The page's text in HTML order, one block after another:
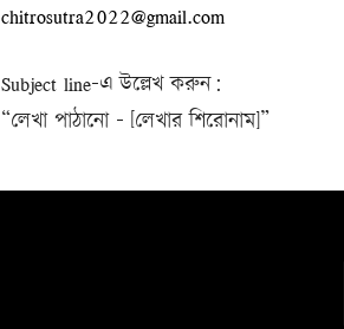
chitrosutra2022@gmail.com
Subject line-এ উল্লেখ করুন:
“লেখা পাঠানো – [লেখার শিরোনাম]”